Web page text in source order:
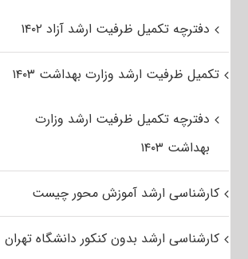
دفترچه تکمیل ظرفیت ارشد آزاد ۱۴۰۲
تکمیل ظرفیت ارشد وزارت بهداشت ۱۴۰۳
دفترچه تکمیل ظرفیت ارشد وزارت
بهداشت ۱۴۰۳
کارشناسی ارشد آموزش محور چیست
کارشناسی ارشد بدون کنکور دانشگاه تهران